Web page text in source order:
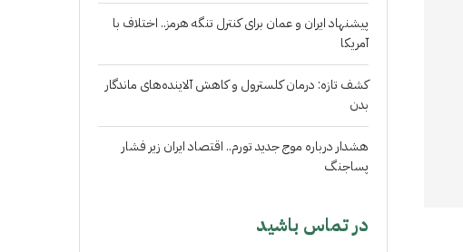
پیشنهاد ایران و عمان برای کنترل تنگه هرمز.. اختلاف با
آمریکا
کشف تازه: درمان کلسترول و کاهش آلاینده‌های ماندگار
بدن
هشدار درباره موج جدید تورم.. اقتصاد ایران زیر فشار
پساجنگ
در تماس باشید